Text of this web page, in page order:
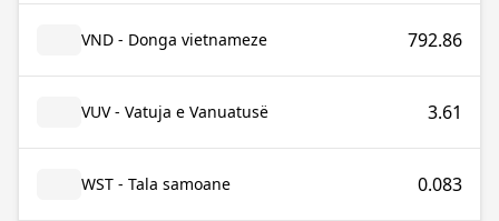
VND - Donga vietnameze 792.86
VUV - Vatuja e Vanuatusë 3.61
WST - Tala samoane 0.083